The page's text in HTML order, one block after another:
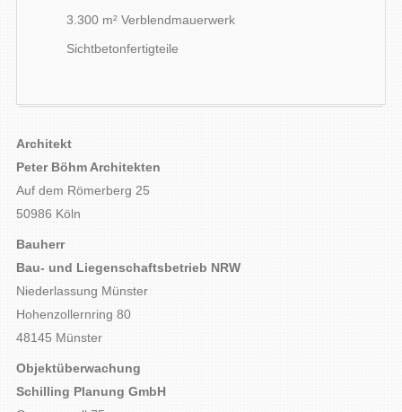
3.300 m² Verblendmauerwerk
Sichtbetonfertigteile
Architekt
Peter Böhm Architekten
Auf dem Römerberg 25
50986 Köln
Bauherr
Bau- und Liegenschaftsbetrieb NRW
Niederlassung Münster
Hohenzollernring 80
48145 Münster
Objektüberwachung
Schilling Planung GmbH